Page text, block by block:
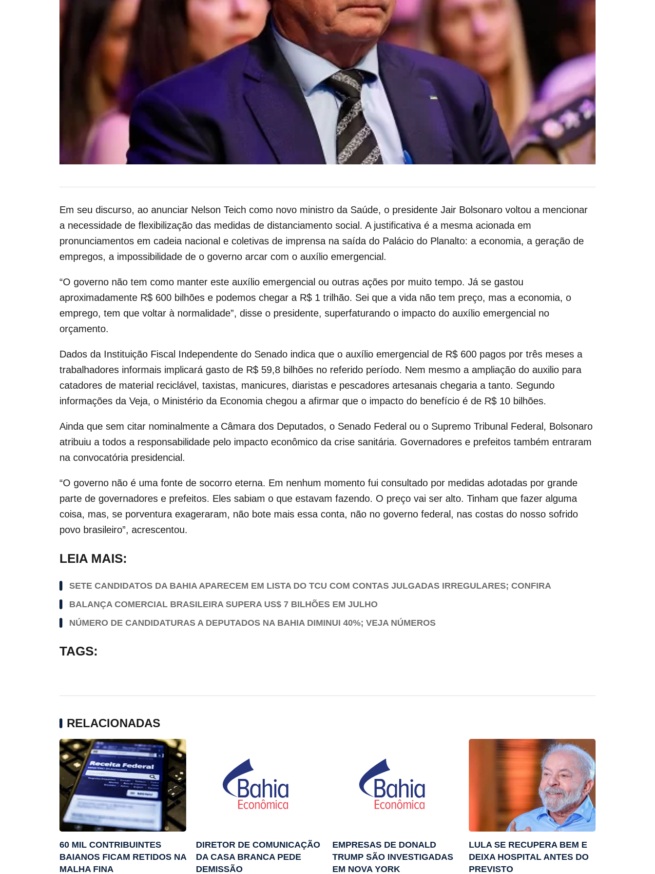
Em seu discurso, ao anunciar Nelson Teich como novo ministro da Saúde, o presidente Jair Bolsonaro voltou a mencionar
a necessidade de flexibilização das medidas de distanciamento social. A justificativa é a mesma acionada em
pronunciamentos em cadeia nacional e coletivas de imprensa na saída do Palácio do Planalto: a economia, a geração de
empregos, a impossibilidade de o governo arcar com o auxílio emergencial.
“O governo não tem como manter este auxílio emergencial ou outras ações por muito tempo. Já se gastou
aproximadamente R$ 600 bilhões e podemos chegar a R$ 1 trilhão. Sei que a vida não tem preço, mas a economia, o
emprego, tem que voltar à normalidade”, disse o presidente, superfaturando o impacto do auxílio emergencial no
orçamento.
Dados da Instituição Fiscal Independente do Senado indica que o auxílio emergencial de R$ 600 pagos por três meses a
trabalhadores informais implicará gasto de R$ 59,8 bilhões no referido período. Nem mesmo a ampliação do auxilio para
catadores de material reciclável, taxistas, manicures, diaristas e pescadores artesanais chegaria a tanto. Segundo
informações da Veja, o Ministério da Economia chegou a afirmar que o impacto do benefício é de R$ 10 bilhões.
Ainda que sem citar nominalmente a Câmara dos Deputados, o Senado Federal ou o Supremo Tribunal Federal, Bolsonaro
atribuiu a todos a responsabilidade pelo impacto econômico da crise sanitária. Governadores e prefeitos também entraram
na convocatória presidencial.
“O governo não é uma fonte de socorro eterna. Em nenhum momento fui consultado por medidas adotadas por grande
parte de governadores e prefeitos. Eles sabiam o que estavam fazendo. O preço vai ser alto. Tinham que fazer alguma
coisa, mas, se porventura exageraram, não bote mais essa conta, não no governo federal, nas costas do nosso sofrido
povo brasileiro”, acrescentou.
LEIA MAIS:
SETE CANDIDATOS DA BAHIA APARECEM EM LISTA DO TCU COM CONTAS JULGADAS IRREGULARES; CONFIRA
BALANÇA COMERCIAL BRASILEIRA SUPERA US$ 7 BILHÕES EM JULHO
NÚMERO DE CANDIDATURAS A DEPUTADOS NA BAHIA DIMINUI 40%; VEJA NÚMEROS
TAGS:
RELACIONADAS
60 MIL CONTRIBUINTES
BAIANOS FICAM RETIDOS NA
MALHA FINA
DIRETOR DE COMUNICAÇÃO
DA CASA BRANCA PEDE
DEMISSÃO
EMPRESAS DE DONALD
TRUMP SÃO INVESTIGADAS
EM NOVA YORK
LULA SE RECUPERA BEM E
DEIXA HOSPITAL ANTES DO
PREVISTO